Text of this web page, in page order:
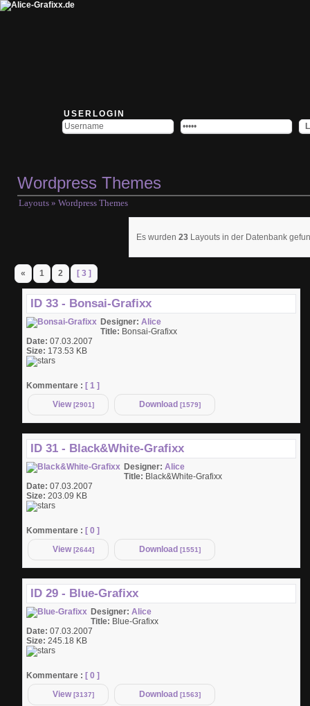
USERLOGIN
Wordpress Themes
Layouts » Wordpress Themes
Es wurden 23 Layouts in der Datenbank
« 1 2 [ 3 ]
ID 33 - Bonsai-Grafixx
Designer: Alice
Title: Bonsai-Grafixx
Date: 07.03.2007
Size: 173.53 KB
Kommentare : [ 1 ]
View[2901] Download [1579]
ID 31 - Black&White-Grafixx
Designer: Alice
Title: Black&White-Grafixx
Date: 07.03.2007
Size: 203.09 KB
Kommentare : [ 0 ]
View[2644] Download [1551]
ID 29 - Blue-Grafixx
Designer: Alice
Title: Blue-Grafixx
Date: 07.03.2007
Size: 245.18 KB
Kommentare : [ 0 ]
View[3137] Download [1563]